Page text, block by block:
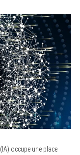
occupe une place